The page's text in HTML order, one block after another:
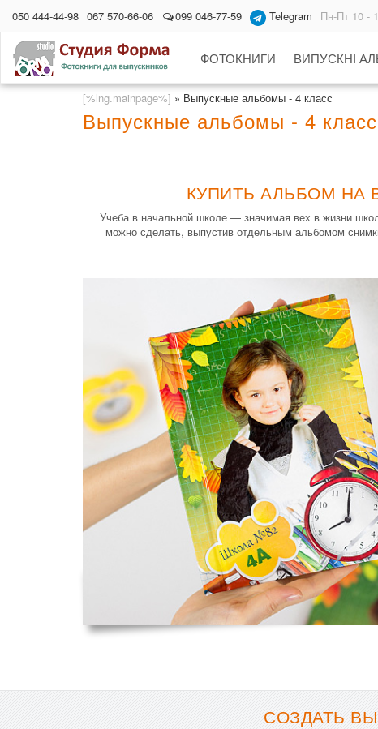
050 444-44-98 067 570-66-06 099 046-77-59 Telegram Пн-Пт 10 -
ФОТОКНИГИ ВИПУСКНІ
[%lng.mainpage%] » Выпускные альбомы - 4 класс
Выпускные альбомы - 4
КУПИТЬ АЛЬБОМ НА
Учеба в начальной школе — значимая вех в жизни
можно сделать, выпустив отдельным альбомом
СОЗДАТЬ